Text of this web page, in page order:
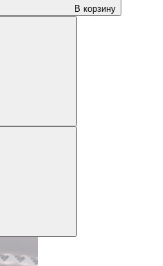
В корзину